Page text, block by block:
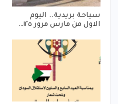
سياحة بريدية.. اليوم
الاول من مارس مرور ١٢٥…